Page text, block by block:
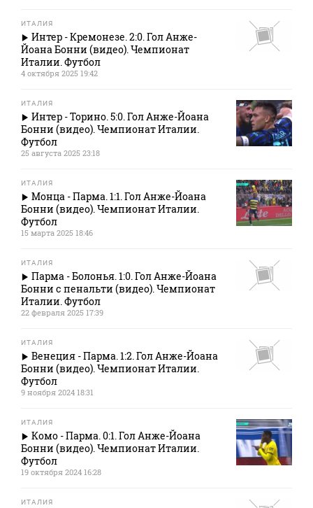
ИТАЛИЯ
Интер - Кремонезе. 2:0. Гол Анже-
Йоана Бонни (видео). Чемпионат
Италии. Футбол
4 октября 2025 19:42
ИТАЛИЯ
Интер - Торино. 5:0. Гол Анже-Йоана
Бонни (видео). Чемпионат Италии.
Футбол
25 августа 2025 23:18
ИТАЛИЯ
Монца - Парма. 1:1. Гол Анже-Йоана
Бонни (видео). Чемпионат Италии.
Футбол
15 марта 2025 18:46
ИТАЛИЯ
Парма - Болонья. 1:0. Гол Анже-Йоана
Бонни с пенальти (видео). Чемпионат
Италии. Футбол
22 февраля 2025 17:39
ИТАЛИЯ
Венеция - Парма. 1:2. Гол Анже-Йоана
Бонни (видео). Чемпионат Италии.
Футбол
9 ноября 2024 18:31
ИТАЛИЯ
Комо - Парма. 0:1. Гол Анже-Йоана
Бонни (видео). Чемпионат Италии.
Футбол
19 октября 2024 16:28
ИТАЛИЯ